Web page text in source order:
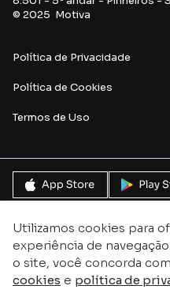
Utilizamos cookies para
experiência de
o site, você concorda
cookies e política de
© 2025 Motiva
Política de Privacidade
Política de Cookies
Termos de Uso